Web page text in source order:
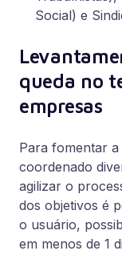
Social) e
queda no
empresas
Para fomentar
coordenado
agilizar o
dos objetivos é
o usuário,
em menos de 1